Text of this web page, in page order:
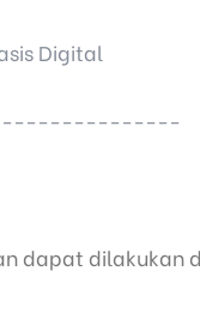
Digital
dapat dilakukan